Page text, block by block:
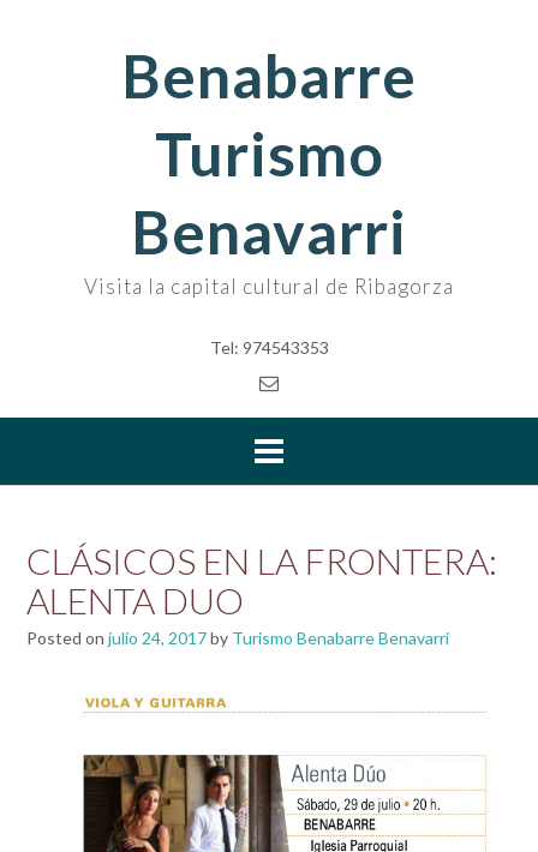
Benabarre
Turismo
Benavarri
Visita la capital cultural de Ribagorza
Tel: 974543353
CLÁSICOS EN LA FRONTERA:
ALENTA DUO
Posted on julio 24, 2017by Turismo Benabarre Benavarri